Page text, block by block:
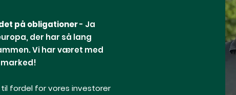
på obligationer- Ja
der har så lang
Vi har været med
fordel for vores investorer